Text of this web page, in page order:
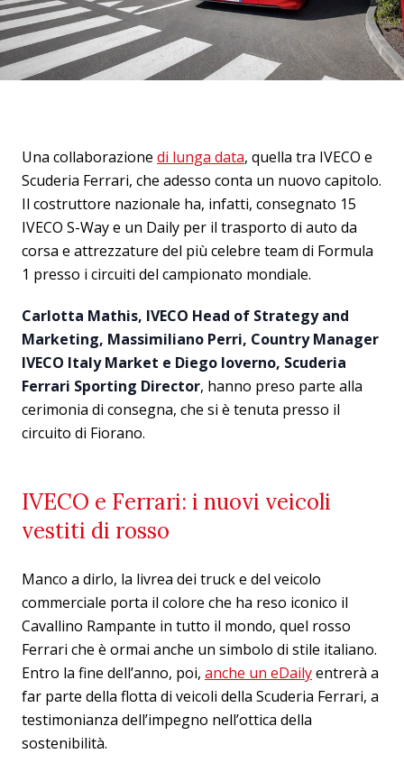
Una collaborazione di lunga data, quella tra IVECO e
Scuderia Ferrari, che adesso conta un nuovo capitolo.
Il costruttore nazionale ha, infatti, consegnato 15
IVECO S-Way e un Daily per il trasporto di auto da
corsa e attrezzature del più celebre team di Formula
1 presso i circuiti del campionato mondiale.
Carlotta Mathis, IVECO Head of Strategy and
Marketing, Massimiliano Perri, Country Manager
IVECO Italy Market e Diego Ioverno, Scuderia
Ferrari Sporting Director, hanno preso parte alla
cerimonia di consegna, che si è tenuta presso il
circuito di Fiorano.
IVECO e Ferrari: i nuovi veicoli
vestiti di rosso
Manco a dirlo, la livrea dei truck e del veicolo
commerciale porta il colore che ha reso iconico il
Cavallino Rampante in tutto il mondo, quel rosso
Ferrari che è ormai anche un simbolo di stile italiano.
Entro la fine dell’anno, poi, anche un eDailyentrerà a
far parte della flotta di veicoli della Scuderia Ferrari, a
testimonianza dell’impegno nell’ottica della
sostenibilità.